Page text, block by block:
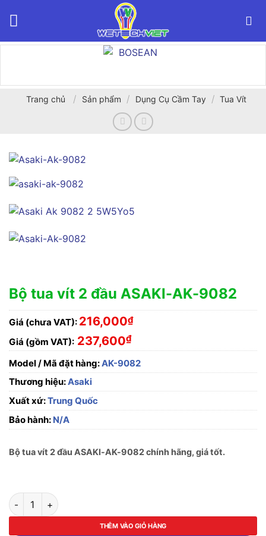
Trang chủ / Sản phẩm / Dụng Cụ Cầm Tay / Tua Vít
Bộ tua vít 2 đầu ASAKI-AK-9082
Giá (chưa VAT): 216,000₫
Giá (gồm VAT): 237,600₫
Model / Mã đặt hàng:AK-9082
Thương hiệu:Asaki
Xuất xứ:Trung Quốc
Bảo hành: N/A
Bộ tua vít 2 đầu ASAKI-AK-9082 chính hãng, giá tốt.
Bộ tua vít 2 đầu ASAKI-AK-9082 số lượng
THÊM VÀO GIỎ HÀNG